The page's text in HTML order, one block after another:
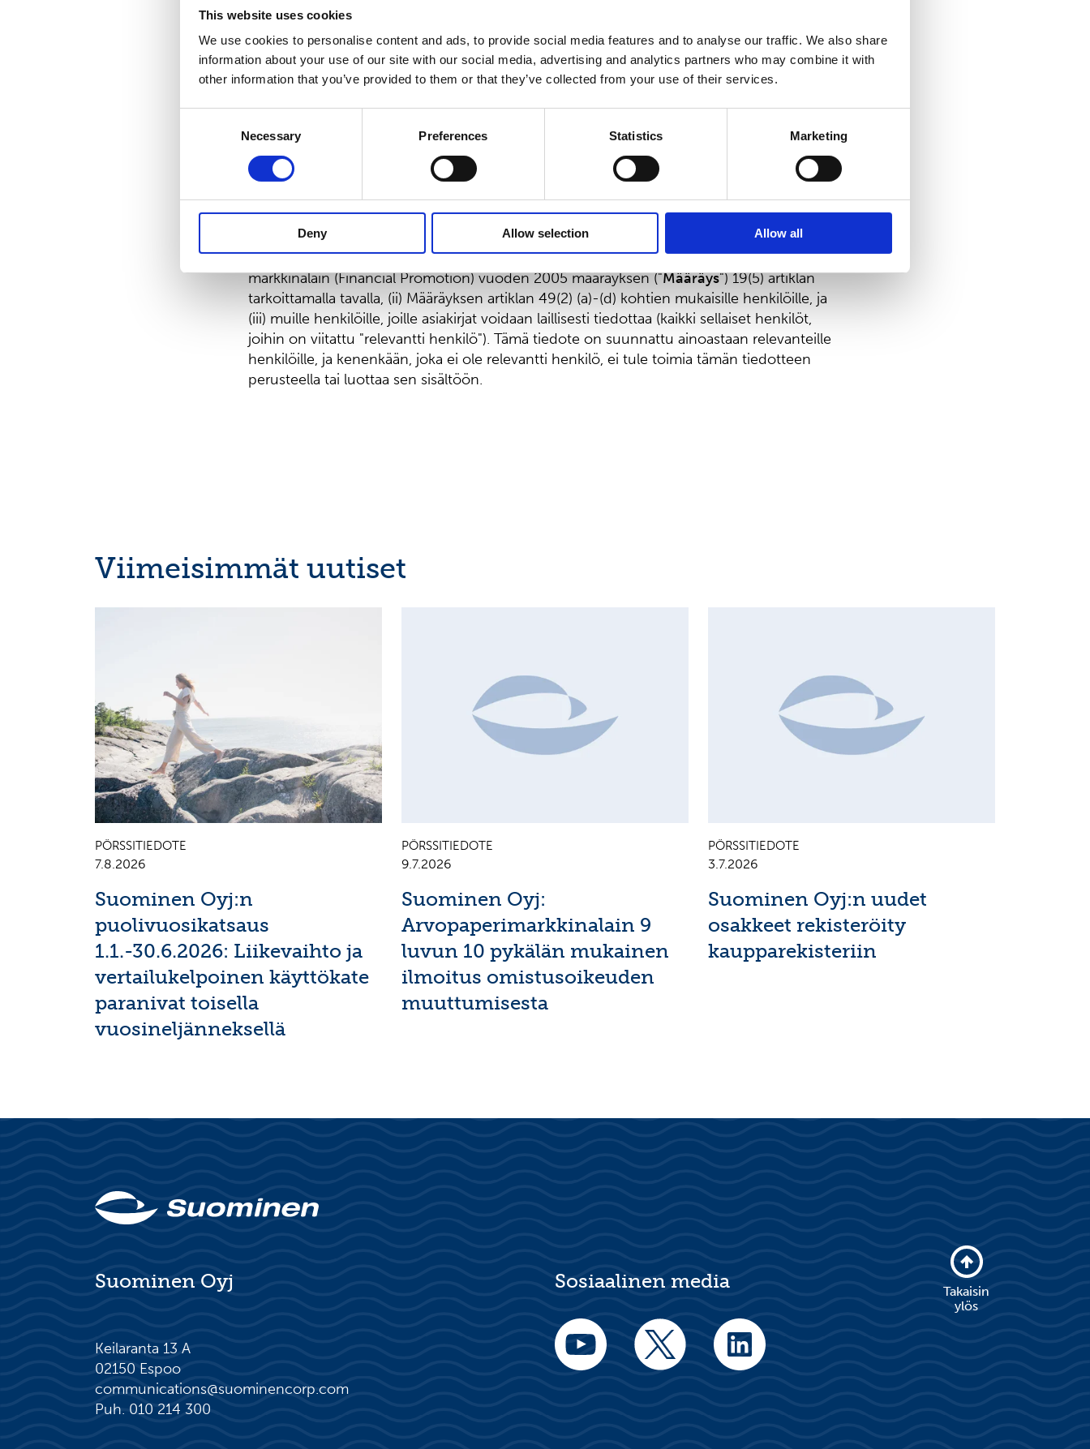
This website uses cookies
We use cookies to personalise content and ads, to provide social media features and to analyse our traffic. We also share
information about your use of our site with our social media, advertising and analytics partners who may combine it with
other information that you’ve provided to them or that they’ve collected from your use of their services.
Necessary Preferences Statistics Marketing
Deny Allow selection Allow all
tai myydä suoraan tai välillisesti Yhdysvalloissa tai yhdysvaltalaisille henkilöille tai niiden
soveltuvan poikkeuksen mukaisesti tai transaktiossa, johon Yhdysvaltain arvopaperilain
rekisteröintivaatimukset eivät sovellu.
Velkakirjoihin liittyvää esitettä ei ole eikä tulla hyväksymään Yhdistyneessä
kuningaskunnassa. Näin ollen tämä tiedote on suunnattu ainoastaan Yhdistyneessä
kuningaskunnassa oleville henkilöille ainoastaan olosuhteissa, joissa Yhdistyneen
kuningaskunnan vuoden 2000 rahoituspalvelu- ja markkinalain (Financial Services and
Markets Act, muutoksineen) pykälän 21(1) säännökset eivät sovellu, ja on tarkoitettu
Yhdistyneessä kuningaskunnassa vain (i) henkilöille, joilla on ammattimaista kokemusta
sijoittamisesta Yhdistyneen kuningaskunnan vuoden 2000 rahoituspalvelu- ja
markkinalain (Financial Promotion) vuoden 2005 määräyksen ("Määräys") 19(5) artiklan
tarkoittamalla tavalla, (ii) Määräyksen artiklan 49(2) (a)-(d) kohtien mukaisille henkilöille, ja
(iii) muille henkilöille, joille asiakirjat voidaan laillisesti tiedottaa (kaikki sellaiset henkilöt,
joihin on viitattu "relevantti henkilö"). Tämä tiedote on suunnattu ainoastaan relevanteille
henkilöille, ja kenenkään, joka ei ole relevantti henkilö, ei tule toimia tämän tiedotteen
perusteella tai luottaa sen sisältöön.
Viimeisimmät uutiset
PÖRSSITIEDOTE
7.8.2026
Suominen Oyj:n
puolivuosikatsaus
1.1.-30.6.2026: Liikevaihto ja
vertailukelpoinen käyttökate
paranivat toisella
vuosineljänneksellä
PÖRSSITIEDOTE
9.7.2026
Suominen Oyj:
Arvopaperimarkkinalain 9
luvun 10 pykälän mukainen
ilmoitus omistusoikeuden
muuttumisesta
PÖRSSITIEDOTE
3.7.2026
Suominen Oyj:n uudet
osakkeet rekisteröity
kaupparekisteriin
Suominen Oyj
Keilaranta 13 A
02150 Espoo
communications@suominencorp.com
Puh. 010 214 300
Sosiaalinen media
Takaisin
ylös